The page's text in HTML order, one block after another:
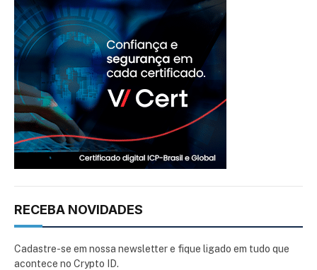
RECEBA NOVIDADES
Cadastre-se em nossa newsletter e fique ligado em tudo que
acontece no Crypto ID.